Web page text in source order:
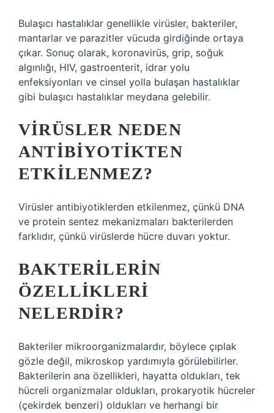
Bulaşıcı hastalıklar genellikle virüsler, bakteriler,
mantarlar ve parazitler vücuda girdiğinde ortaya
çıkar. Sonuç olarak, koronavirüs, grip, soğuk
algınlığı, HIV, gastroenterit, idrar yolu
enfeksiyonları ve cinsel yolla bulaşan hastalıklar
gibi bulaşıcı hastalıklar meydana gelebilir.
VIRÜSLER NEDEN
ANTIBIYOTIKTEN
ETKILENMEZ?
Virüsler antibiyotiklerden etkilenmez, çünkü DNA
ve protein sentez mekanizmaları bakterilerden
farklıdır, çünkü virüslerde hücre duvarı yoktur.
BAKTERILERIN
ÖZELLIKLERI
NELERDIR?
Bakteriler mikroorganizmalardır, böylece çıplak
gözle değil, mikroskop yardımıyla görülebilirler.
Bakterilerin ana özellikleri, hayatta oldukları, tek
hücreli organizmalar oldukları, prokaryotik hücreler
(çekirdek benzeri) oldukları ve herhangi bir